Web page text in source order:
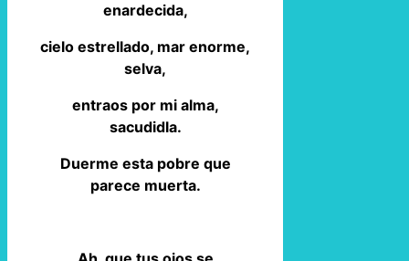
enardecida,
cielo estrellado, mar enorme,
selva,
entraos por mi alma,
sacudidla.
Duerme esta pobre que
parece muerta.